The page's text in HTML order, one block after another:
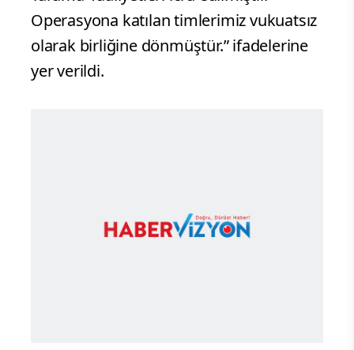
Operasyona katılan timlerimiz vukuatsız
olarak birliğine dönmüştür.” ifadelerine
yer verildi.